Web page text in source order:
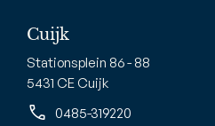
Cuijk
Stationsplein 86 - 88
5431 CE Cuijk
0485-319220